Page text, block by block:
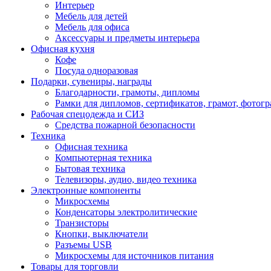
Интерьер
Мебель для детей
Мебель для офиса
Аксессуары и предметы интерьера
Офисная кухня
Кофе
Посуда одноразовая
Подарки, сувениры, награды
Благодарности, грамоты, дипломы
Рамки для дипломов, сертификатов, грамот,
Рабочая спецодежда и СИЗ
Средства пожарной безопасности
Техника
Офисная техника
Компьютерная техника
Бытовая техника
Телевизоры, аудио, видео техника
Электронные компоненты
Микросхемы
Конденсаторы электролитические
Транзисторы
Кнопки, выключатели
Разъемы USB
Микросхемы для источников питания
Товары для торговли